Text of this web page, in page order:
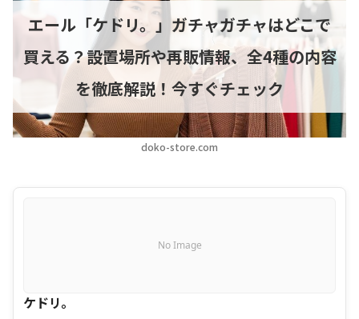
doko-store.com
エール「ケドリ。」ガチャガチャはどこで
買える？設置場所や再販情報、全4種の内容
を徹底解説！今すぐチェック
No Image
ケドリ。